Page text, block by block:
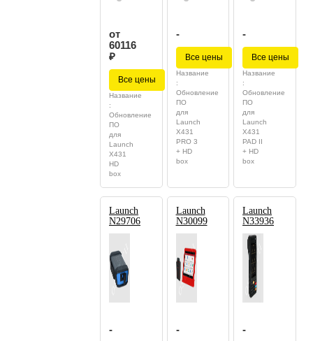
от
60116
₽
Все цены
Название
:
Обновление
ПО
для
Launch
X431
HD
box
-
Все цены
Название
:
Обновление
ПО
для
Launch
X431
PRO 3
+ HD
box
-
Все цены
Название
:
Обновление
ПО
для
Launch
X431
PAD II
+ HD
box
Launch
N29706
-
Launch
N30099
-
Launch
N33936
-